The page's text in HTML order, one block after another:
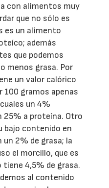
con alimentos muy
que no sólo es
es un alimento
además
que podemos
menos grasa. Por
un valor calórico
100 gramos apenas
un 4%
25% a proteína. Otro
bajo contenido en
un 2% de grasa; la
el morcillo, que es
4,5% de grasa.
al contenido